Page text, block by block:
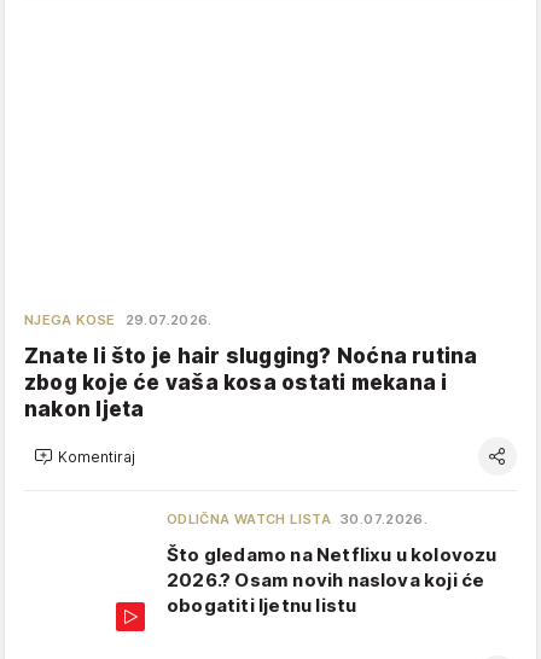
NJEGA KOSE 29.07.2026.
Znate li što je hair slugging? Noćna rutina
zbog koje će vaša kosa ostati mekana i
nakon ljeta
Komentiraj
ODLIČNA WATCH LISTA 30.07.2026.
Što gledamo na Netflixu u kolovozu
2026.? Osam novih naslova koji će
obogatiti ljetnu listu